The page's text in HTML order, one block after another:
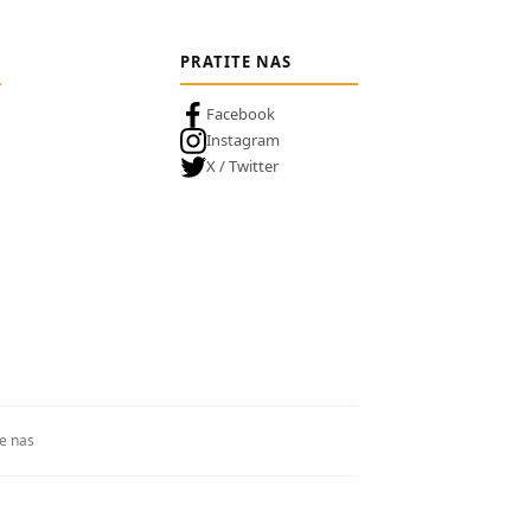
PRATITE NAS
Facebook
Instagram
X / Twitter
nas